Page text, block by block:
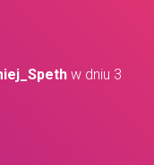
w dniu 3